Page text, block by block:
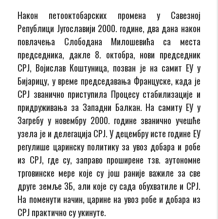
Након петооктобарских промена у Савезној
Републици Југославији 2000. године, два дана након
повлачења Слободана Милошевића са места
председника, дакле 8. октобра, нови председник
СРЈ, Војислав Коштуница, позван је на самит ЕУ у
Бијарицу, у време председавања Француске, када је
СРЈ званично приступила Процесу стабилизације и
придруживања за Западни Балкан. На самиту ЕУ у
Загребу у новембру 2000. године званично учешће
узела је и делегација СРЈ. У децембру исте године ЕУ
регулише царинску политику за увоз добара и робе
из СРЈ, где су, заправо проширене тзв. аутономне
трговинске мере које су још раније важиле за све
друге земље ЗБ, али које су сада обухватиле и СРЈ.
На поменути начин, царине на увоз робе и добара из
СРЈ практично су укинуте.